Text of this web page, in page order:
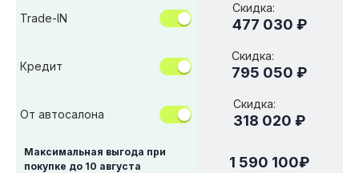
Trade-IN
Скидка:
477 030 ₽
Кредит
Скидка:
795 050 ₽
От автосалона
Скидка:
318 020 ₽
Максимальная выгода при
покупке до 10 августа 1 590 100₽